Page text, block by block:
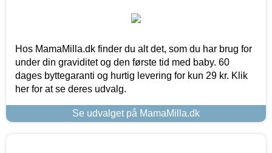
Hos MamaMilla.dk finder du alt det, som du har brug for
under din graviditet og den første tid med baby. 60
dages byttegaranti og hurtig levering for kun 29 kr. Klik
her for at se deres udvalg.
Se udvalget på MamaMilla.dk